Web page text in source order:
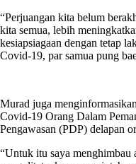
“Perjuangan kita belum
kita semua, lebih
kesiapsiagaan dengan tetap
Covid-19, par samua pung
Murad juga
Covid-19 Orang Dalam
Pengawasan (PDP) delapan
“Untuk itu saya menghimbau